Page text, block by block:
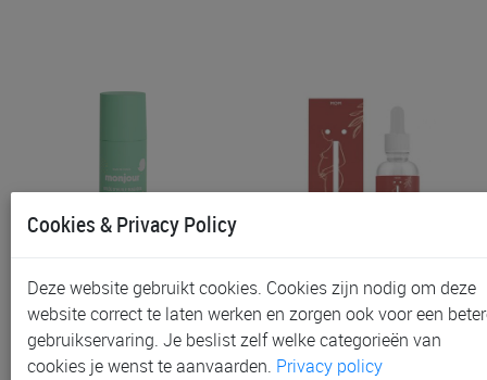
Massagegel Monjour,
50ml
€ 15,90
Olie Naif Relaxing Body
Oil, 100ml | Mom
€ 15,99
Cookies & Privacy Policy
Deze website gebruikt cookies. Cookies zijn nodig om deze
website correct te laten werken en zorgen ook voor een
gebruikservaring. Je beslist zelf welke categorieën van
cookies je wenst te aanvaarden. Privacy policy